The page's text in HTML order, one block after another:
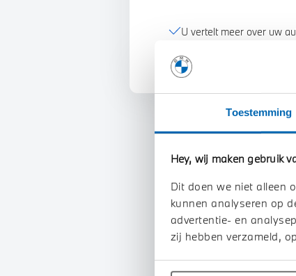
Toestemming
Hey, wij maken gebruik
Dit doen we niet alleen
kunnen analyseren op
advertentie- en
zij hebben verzameld,
U vertelt meer over uw